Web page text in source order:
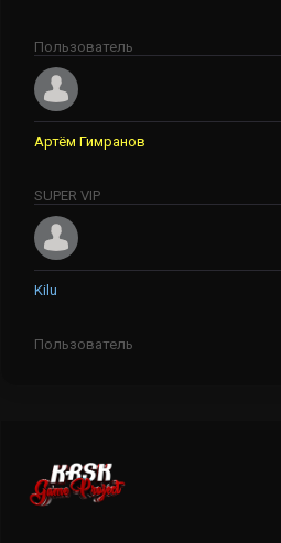
Пользователь
Артём Гимранов
SUPER VIP
Kilu
Пользователь